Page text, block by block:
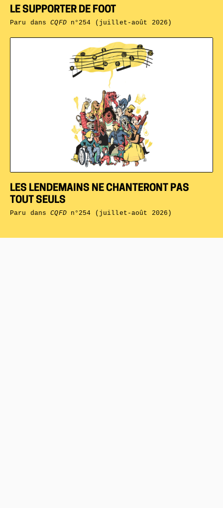
LES LENDEMAINS NE CHANTERONT PAS
TOUT SEULS
Paru dansCQFDn°254 (juillet-août 2026)
LE SUPPORTER DE FOOT
Paru dansCQFDn°254 (juillet-août 2026)